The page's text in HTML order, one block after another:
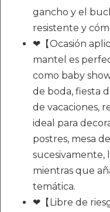
gancho y el
resistente y
❤【Ocasión
mantel es
como baby
de boda, fiesta
de vacaciones,
ideal para
postres, mesa
sucesivamente,
mientras que
temática.
❤【Libre de